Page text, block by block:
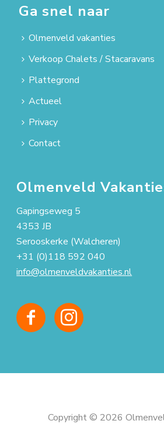
Ga snel naar
Olmenveld vakanties
Verkoop Chalets / Stacaravans
Plattegrond
Actueel
Privacy
Contact
Olmenveld
Gapingseweg 5
4353 JB
Serooskerke (Walcheren)
+31 (0)118 592 040
info@olmenveldvakanties.nl
Copyright © 2026